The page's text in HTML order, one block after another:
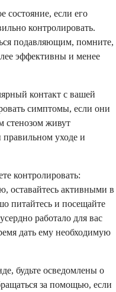
состояние, если его
контролировать.
подавляющим, помните,
эффективны и менее
контакт с вашей
симптомы, если они
стенозом живут
уходе и
контролировать:
оставайтесь активными в
питайтесь и посещайте
работало для вас
дать ему необходимую
будьте осведомлены о
за помощью, если